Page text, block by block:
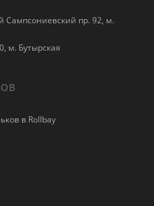
Сампсониевский пр. 92, м.
м. Бутырская
в Rollbay